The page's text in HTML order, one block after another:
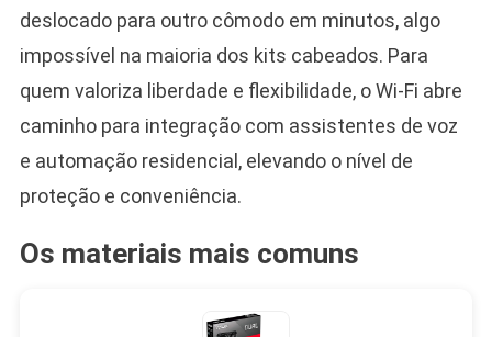
deslocado para outro cômodo em minutos, algo
impossível na maioria dos kits cabeados. Para
quem valoriza liberdade e flexibilidade, o Wi-Fi abre
caminho para integração com assistentes de voz
e automação residencial, elevando o nível de
proteção e conveniência.
Os materiais mais comuns